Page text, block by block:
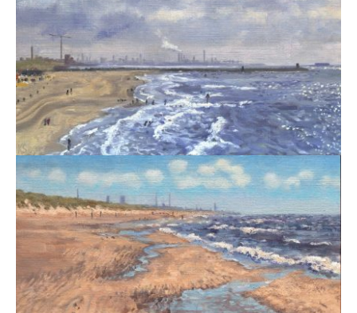
publicaties
cv & contact